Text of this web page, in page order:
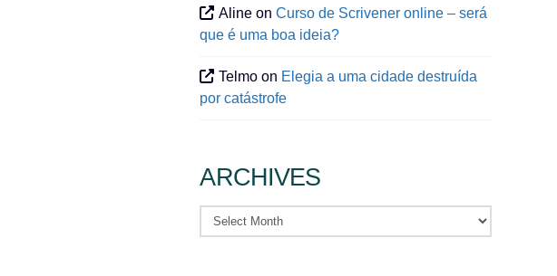
Aline onCurso de Scrivener online – será
que é uma boa ideia?
Telmo on Elegia a uma cidade destruída
por catástrofe
ARCHIVES
Archives